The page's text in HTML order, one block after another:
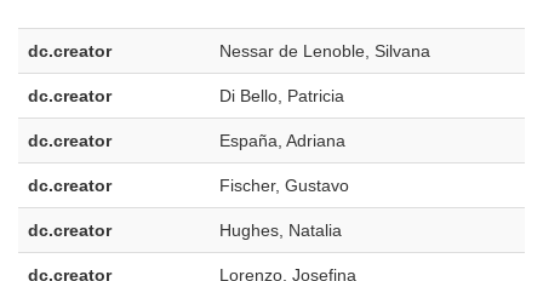
dc.creator Nessar de Lenoble, Silvana
dc.creator Di Bello, Patricia
dc.creator España, Adriana
dc.creator Fischer, Gustavo
dc.creator Hughes, Natalia
dc.creator Lorenzo, Josefina